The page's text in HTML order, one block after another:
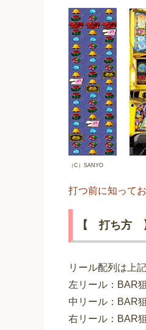
（C）SANYO
打つ前に知って
【 打ち方
リール配列は上
左リール：BAR
中リール：BAR
右リール：BAR